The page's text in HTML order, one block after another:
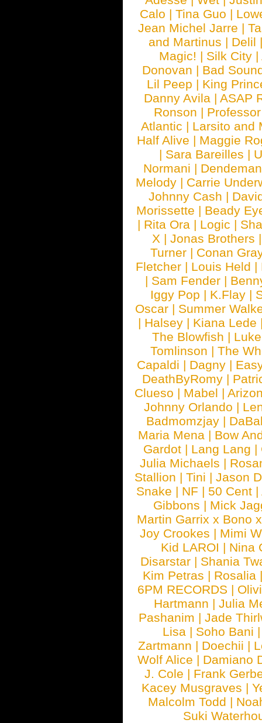
Calo | Tina Guo |
Jean Michel Jarre |
and Martinus | Delil
Magic! | Silk City |
Donovan | Bad
Lil Peep | King
Danny Avila | ASAP
Ronson |
Atlantic | Larsito and
Half Alive | Maggie
| Sara Bareilles |
Normani |
Melody | Carrie
Johnny Cash |
Morissette | Beady
| Rita Ora | Logic |
X | Jonas Brothers
Turner | Conan
Fletcher | Louis Held |
| Sam Fender |
Iggy Pop | K.Flay |
Oscar | Summer
| Halsey | Kiana Lede
The Blowfish |
Tomlinson | The
Capaldi | Dagny |
DeathByRomy |
Clueso | Mabel |
Johnny Orlando |
Badmomzjay |
Maria Mena | Bow
Gardot | Lang Lang |
Julia Michaels |
Stallion |Tini |Jason
Snake | NF | 50 Cent |
Gibbons | Mick
Martin Garrix x Bono
Joy Crookes | Mimi
Kid LAROI | Nina
Disarstar | Shania
Kim Petras | Rosalia
6PM RECORDS |
Hartmann |Julia
Pashanim |Jade
Lisa | Soho Bani
Zartmann | Doechii |
Wolf Alice | Damiano
J. Cole | Frank
Kacey Musgraves |
Malcolm Todd |
Suki